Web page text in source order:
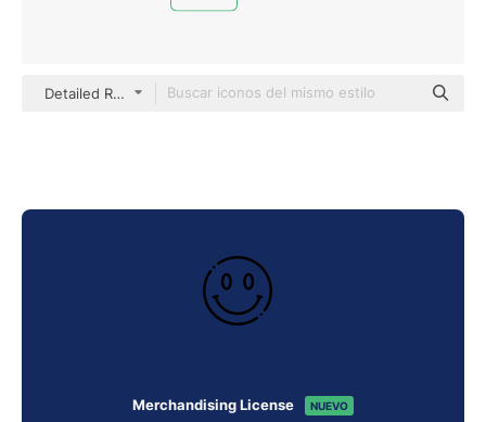
Detailed Rounded Lineal
Merchandising License NUEVO